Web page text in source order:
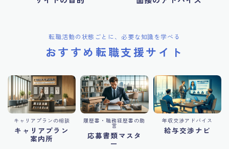
転職活動の状態ごとに、必要な知識を学べる
おすすめ転職支援サイト
キャリアプランの相談
キャリアプラン
案内所
履歴書・職務経歴書の助
言
応募書類マスタ
ー
年収交渉アドバイス
給与交渉ナビ